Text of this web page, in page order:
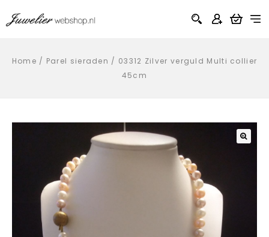
Home / Parel sieraden / 03312 Zilver verguld Multi collier
45cm